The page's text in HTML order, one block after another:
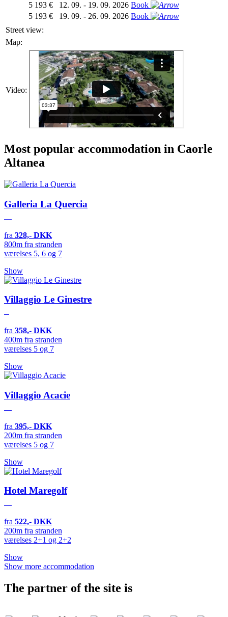
5 193 €
12. 09. - 19. 09. 2026 Book
5 193 €
19. 09. - 26. 09. 2026 Book
Street view:
Map:
Video:
Most popular accommodation in Caorle
Altanea
Galleria La Quercia
fra 328,- DKK
800m fra stranden
værelses 5, 6 og 7
Show
Villaggio Le Ginestre
fra 358,- DKK
400m fra stranden
værelses 5 og 7
Show
Villaggio Acacie
fra 395,- DKK
200m fra stranden
værelses 5 og 7
Show
Hotel Maregolf
fra 522,- DKK
200m fra stranden
værelses 2+1 og 2+2
Show
Show more accommodation
The partner of the site is